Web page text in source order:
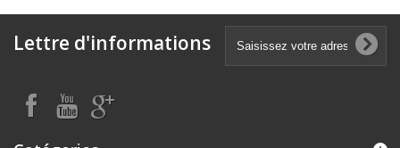
Lettre d'informations